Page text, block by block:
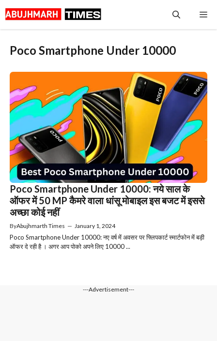
to
Poco Smartphone Under 10000
Poco Smartphone Under 10000: नये साल के
ऑफर में 50 MP कैमरे वाला धांसू मोबाइल इस बजट में इससे
अच्छा कोई नहीं
ByAbujhmarth Times — January 1, 2024
Poco Smartphone Under 10000: नए वर्ष में अवसर पर फ्लिपकार्ट स्मार्टफोन में बड़ी
ऑफर दे रही है । अगर आप पोको अपने लिए 10000 ...
---Advertisement---